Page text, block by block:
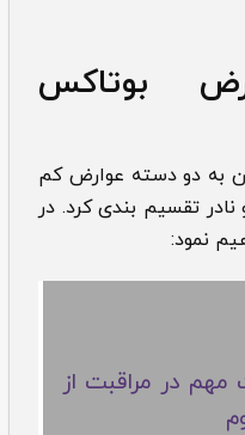
بوتاکس
به دو دسته عوارض کم
تقسیم بندی کرد. در
نمود:
مهم در مراقبت از